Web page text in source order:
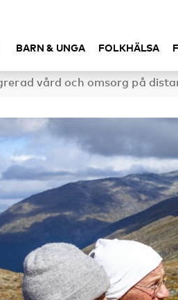
BARN & UNGA FOLKHÄLSA
vård och omsorg på